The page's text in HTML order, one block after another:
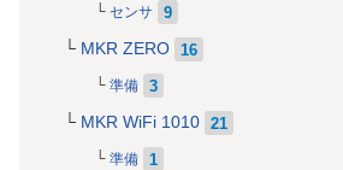
センサ 9
MKR ZERO 16
準備 3
MKR WiFi 1010 21
準備 1